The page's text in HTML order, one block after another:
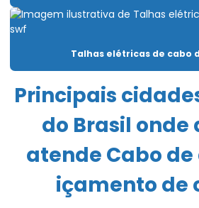
Célula carga industrial
Célula de carga para ponte rolante
Compra De Carro Talha Duplaviga Para
Comprar Talha Fixa Aço Carbono
Comprar Talha Nova Para Elevação
Controle remoto para ponte rolante
Corrente Para Talha Elétrica Até 9 Metros
Talhas elétricas de cabo
Principais
do Brasil onde
atende Cabo
içamento de